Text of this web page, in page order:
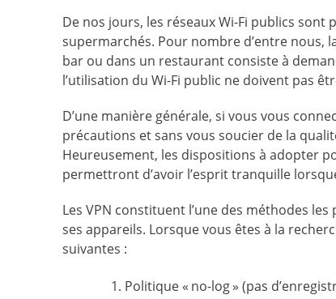
De nos jours, les réseaux Wi-Fi publics
supermarchés. Pour nombre d’entre nous,
bar ou dans un restaurant consiste à
l’utilisation du Wi-Fi public ne doivent pas
D’une manière générale, si vous vous
précautions et sans vous soucier de la
Heureusement, les dispositions à adopter
permettront d’avoir l’esprit tranquille
Les VPN constituent l’une des méthodes
ses appareils. Lorsque vous êtes à la
suivantes :
Politique « no-log » (pas